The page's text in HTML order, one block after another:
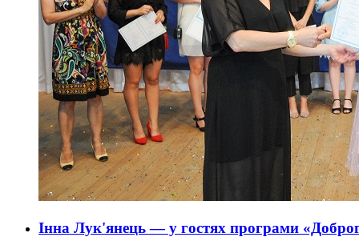
Інна Лук'янець — у гостях програми